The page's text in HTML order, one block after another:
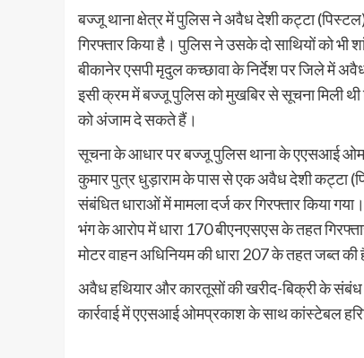
बज्जू थाना क्षेत्र में पुलिस ने अवैध देशी कट्टा
गिरफ्तार किया है। पुलिस ने उसके दो साथियों को
बीकानेर एसपी मृदुल कच्छावा के निर्देश पर जिले में
इसी क्रम में बज्जू पुलिस को मुखबिर से सूचना मिली
को अंजाम दे सकते हैं।
सूचना के आधार पर बज्जू पुलिस थाना के एएसआई ओम
कुमार पुत्र धुड़ाराम के पास से एक अवैध देशी कट्टा
संबंधित धाराओं में मामला दर्ज कर गिरफ्तार किया
भंग के आरोप में धारा 170 बीएनएसएस के तहत
मोटर वाहन अधिनियम की धारा 207 के तहत जब्त की
अवैध हथियार और कारतूसों की खरीद-बिक्री के
कार्रवाई में एएसआई ओमप्रकाश के साथ कांस्टेबल